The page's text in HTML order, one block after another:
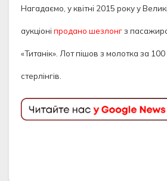
Нагадаємо, у квітні 2015 року у
аукціоні продано шезлонгз
«Титанік». Лот пішов з молотка за
стерлінгів.